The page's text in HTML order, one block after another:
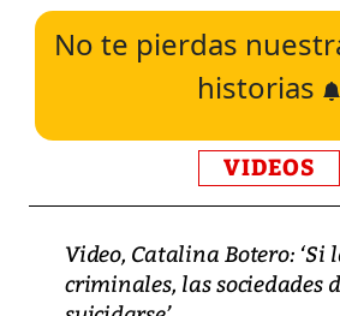
No te pierdas
historias
VIDEOS
Video, Catalina Botero: ‘Si
criminales, las sociedades